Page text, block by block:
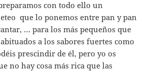
con todo ello un
que lo ponemos entre pan y pan
… para los más pequeños que
a los sabores fuertes como
prescindir de él, pero yo os
no hay cosa más rica que las